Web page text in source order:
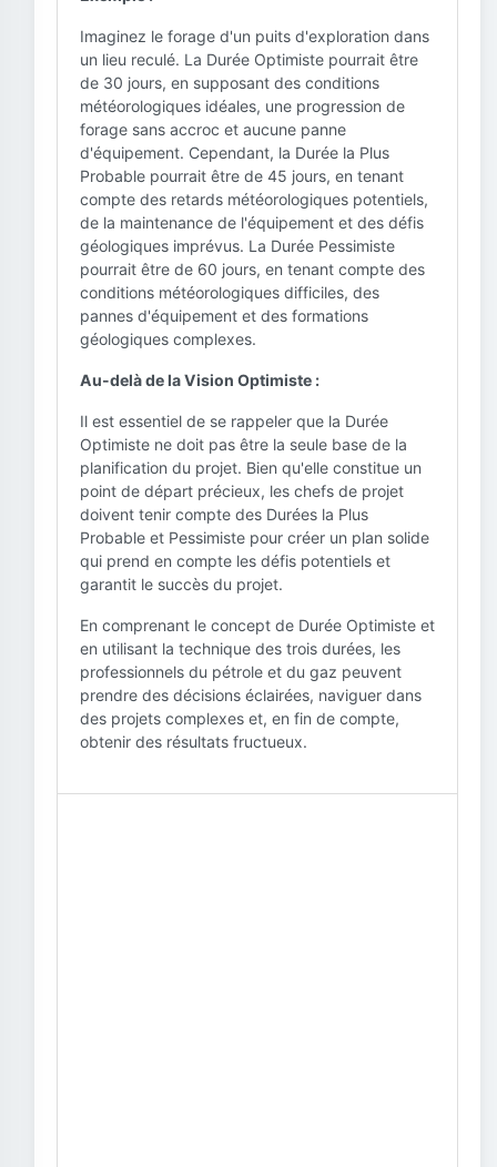
Imaginez le forage d'un puits d'exploration dans
un lieu reculé. La Durée Optimiste pourrait être
de 30 jours, en supposant des conditions
météorologiques idéales, une progression de
forage sans accroc et aucune panne
d'équipement. Cependant, la Durée la Plus
Probable pourrait être de 45 jours, en tenant
compte des retards météorologiques potentiels,
de la maintenance de l'équipement et des défis
géologiques imprévus. La Durée Pessimiste
pourrait être de 60 jours, en tenant compte des
conditions météorologiques difficiles, des
pannes d'équipement et des formations
géologiques complexes.
Au-delà de la Vision Optimiste :
Il est essentiel de se rappeler que la Durée
Optimiste ne doit pas être la seule base de la
planification du projet. Bien qu'elle constitue un
point de départ précieux, les chefs de projet
doivent tenir compte des Durées la Plus
Probable et Pessimiste pour créer un plan solide
qui prend en compte les défis potentiels et
garantit le succès du projet.
En comprenant le concept de Durée Optimiste et
en utilisant la technique des trois durées, les
professionnels du pétrole et du gaz peuvent
prendre des décisions éclairées, naviguer dans
des projets complexes et, en fin de compte,
obtenir des résultats fructueux.